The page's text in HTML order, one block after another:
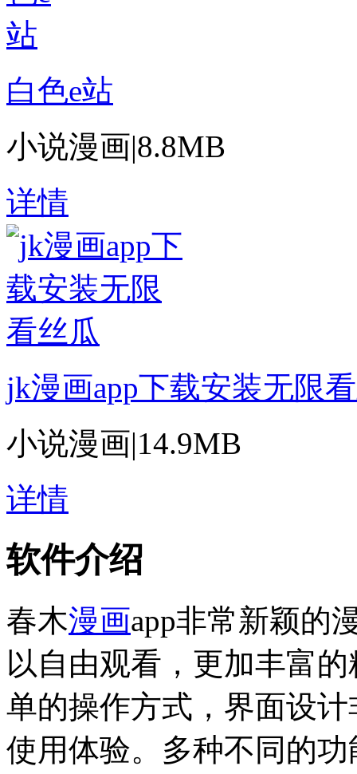
白色e站
小说漫画|8.8MB
详情
jk漫画app下载安装无限
小说漫画|14.9MB
详情
软件介绍
春木漫画app非常新颖的
以自由观看，更加丰富
单的操作方式，界面设
使用体验。多种不同的